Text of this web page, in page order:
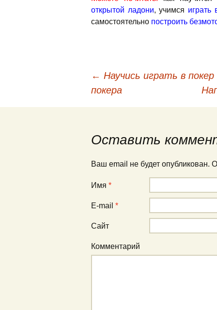
открытой ладони, учимся играть
самостоятельно построить
Навигация по
← Научись играть в
покера
Оставить
Ваш email не будет опубликован.
Имя *
E-mail *
Сайт
Комментарий